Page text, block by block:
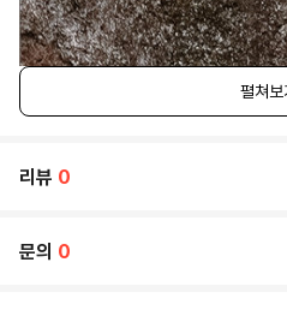
펼쳐보
리뷰 0
문의 0